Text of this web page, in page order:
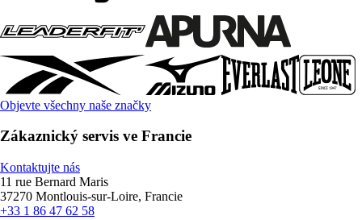
Objevte všechny naše značky
Zákaznický servis ve Francie
Kontaktujte nás
11 rue Bernard Maris
37270 Montlouis-sur-Loire, Francie
+33 1 86 47 62 58